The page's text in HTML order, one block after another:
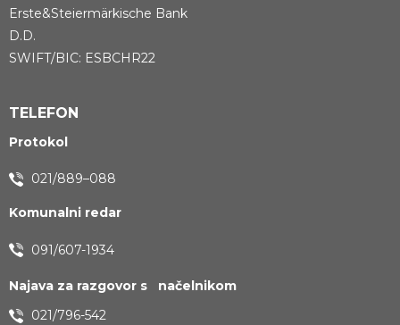
Erste&Steiermärkische Bank
D.D.
SWIFT/BIC: ESBCHR22
TELEFON
Protokol
021/889–088
Komunalni redar
091/607-1934
Najava za razgovor s načelnikom
021/796-542